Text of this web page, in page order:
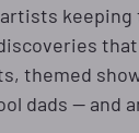
themed
dads — and